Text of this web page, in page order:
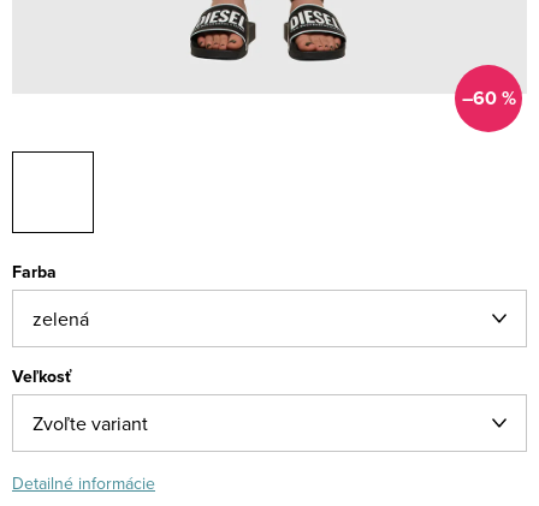
–60 %
Farba
Veľkosť
Detailné informácie